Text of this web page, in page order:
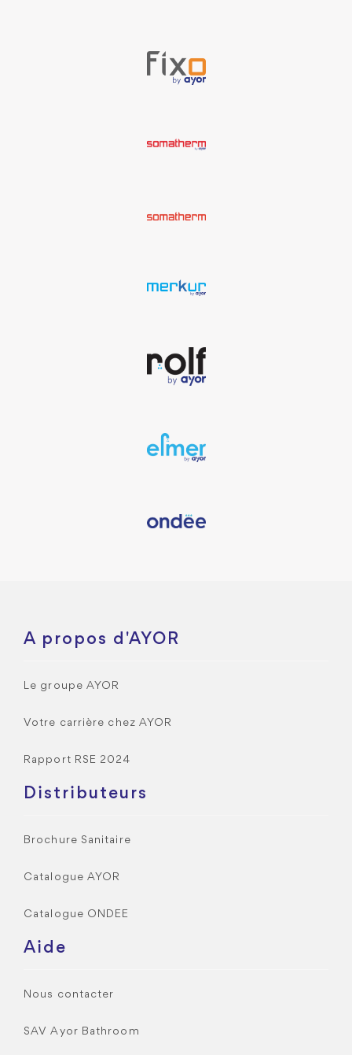
A propos d'AYOR
Le groupe AYOR
Votre carrière chez AYOR
Rapport RSE 2024
Distributeurs
Brochure Sanitaire
Catalogue AYOR
Catalogue ONDEE
Aide
Nous contacter
SAV Ayor Bathroom